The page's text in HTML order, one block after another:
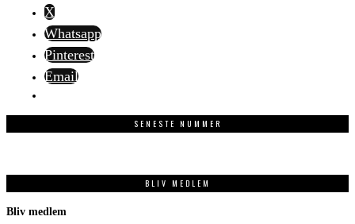
X
Whatsapp
Pinterest
Email
SENESTE NUMMER
BLIV MEDLEM
Bliv medlem